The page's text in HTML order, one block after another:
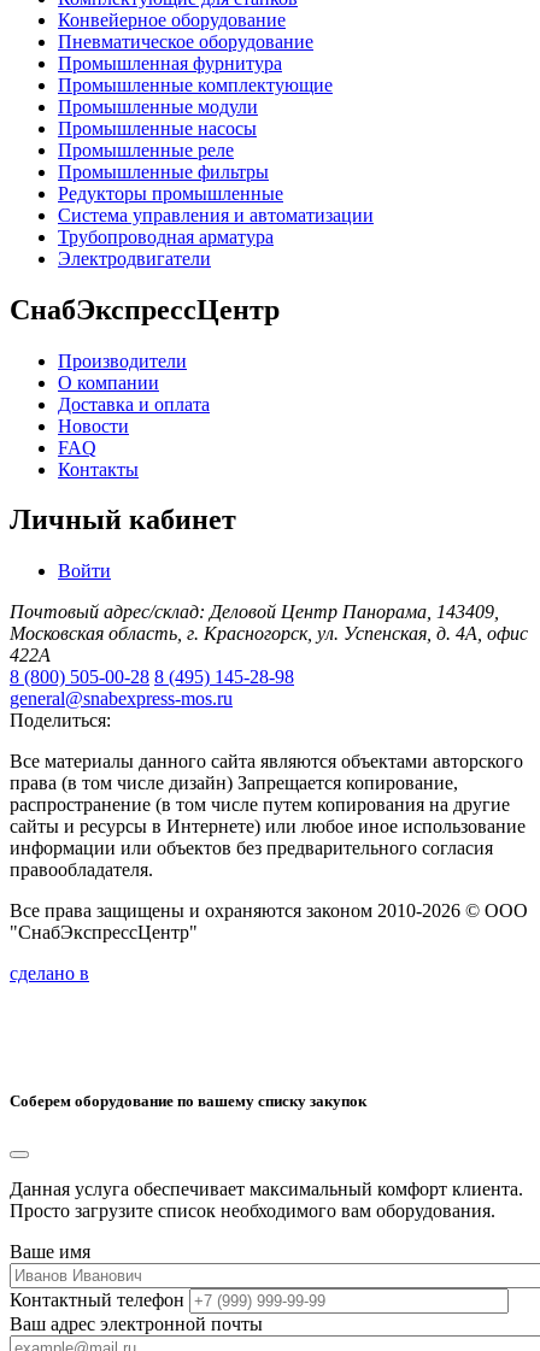
Конвейерное оборудование
Пневматическое оборудование
Промышленная фурнитура
Промышленные комплектующие
Промышленные модули
Промышленные насосы
Промышленные реле
Промышленные фильтры
Редукторы промышленные
Система управления и автоматизации
Трубопроводная арматура
Электродвигатели
СнабЭкспрессЦентр
Производители
О компании
Доставка и оплата
Новости
FAQ
Контакты
Личный кабинет
Войти
Почтовый адрес/склад: Деловой Центр Панорама, 143409,
Московская область, г. Красногорск, ул. Успенская, д. 4А, офис
422А
8 (800) 505-00-28 8 (495) 145-28-98
general@snabexpress-mos.ru
Поделиться:
Все материалы данного сайта являются объектами авторского
права (в том числе дизайн) Запрещается копирование,
распространение (в том числе путем копирования на другие
сайты и ресурсы в Интернете) или любое иное использование
информации или объектов без предварительного согласия
правообладателя.
Все права защищены и охраняются законом 2010-2026 © ООО
"СнабЭкспрессЦентр"
сделано в
Соберем оборудование по вашему списку закупок
Данная услуга обеспечивает максимальный комфорт клиента.
Просто загрузите список необходимого вам оборудования.
Ваше имя
Контактный телефон
Ваш адрес электронной почты